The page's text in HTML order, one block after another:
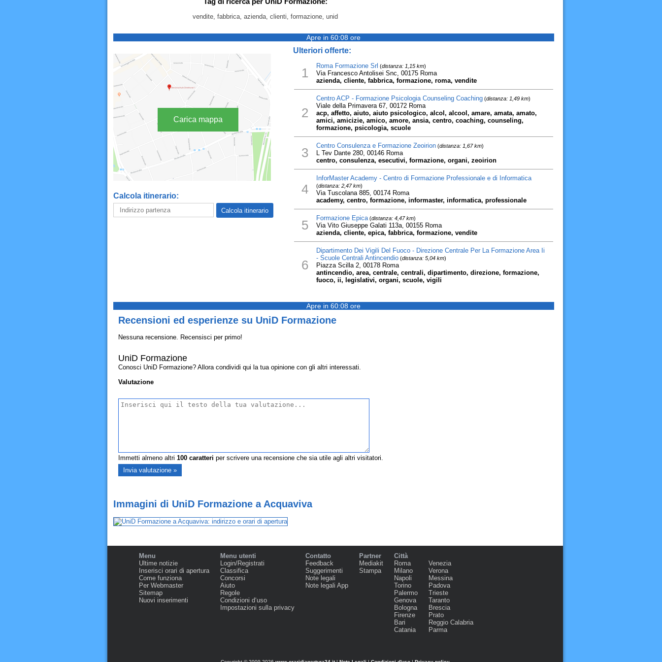
vendite, fabbrica, azienda, clienti, formazione, unid
Apre in 60:08 ore
Carica mappa
Calcola itinerario:
Ulteriori offerte:
1 Roma Formazione Srl (distanza: 1,15 km)
Via Francesco Antolisei Snc, 00175 Roma
azienda, cliente, fabbrica, formazione, roma, vendite
2
Centro ACP - Formazione Psicologia Counseling Coaching(distanza: 1,49 km)
Viale della Primavera 67, 00172 Roma
acp, affetto, aiuto, aiuto psicologico, alcol, alcool, amare, amata, amato,
amici, amicizie, amico, amore, ansia, centro, coaching, counseling,
formazione, psicologia, scuole
3 Centro Consulenza e Formazione Zeoirion(distanza: 1,67 km)
L Tev Dante 280, 00146 Roma
centro, consulenza, esecutivi, formazione, organi, zeoirion
4
InforMaster Academy - Centro di Formazione Professionale e di Informatica
(distanza: 2,47 km)
Via Tuscolana 885, 00174 Roma
academy, centro, formazione, informaster, informatica, professionale
5 Formazione Epica(distanza: 4,47 km)
Via Vito Giuseppe Galati 113a, 00155 Roma
azienda, cliente, epica, fabbrica, formazione, vendite
6
Dipartimento Dei Vigili Del Fuoco - Direzione Centrale Per La Formazione Area Ii
- Scuole Centrali Antincendio(distanza: 5,04 km)
Piazza Scilla 2, 00178 Roma
antincendio, area, centrale, centrali, dipartimento, direzione, formazione,
fuoco, ii, legislativi, organi, scuole, vigili
Apre in 60:08 ore
Recensioni ed esperienze su UniD Formazione
Nessuna recensione. Recensisci per primo!
UniD Formazione
Conosci UniD Formazione? Allora condividi qui la tua opinione con gli altri interessati.
Valutazione
Immetti almeno altri 100caratteri per scrivere una recensione che sia utile agli altri visitatori.
Immagini di UniD Formazione a Acquaviva
Menu
Ultime notizie
Inserisci orari di apertura
Come funziona
Per Webmaster
Sitemap
Nuovi inserimenti
Menu utenti
Login/Registrati
Classifica
Concorsi
Aiuto
Regole
Condizioni d‘uso
Impostazioni sulla privacy
Contatto
Feedback
Suggerimenti
Note legali
Note legali App
Partner
Mediakit
Stampa
Città
Roma
Milano
Napoli
Torino
Palermo
Genova
Bologna
Firenze
Bari
Catania
Venezia
Verona
Messina
Padova
Trieste
Taranto
Brescia
Prato
Reggio Calabria
Parma